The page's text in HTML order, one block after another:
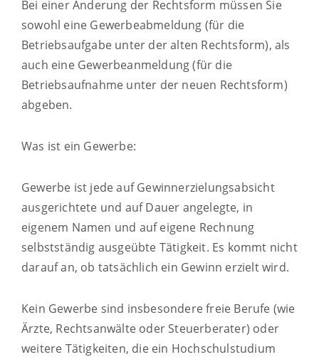
Bei einer Änderung der Rechtsform müssen Sie
sowohl eine Gewerbeabmeldung (für die
Betriebsaufgabe unter der alten Rechtsform), als
auch eine Gewerbeanmeldung (für die
Betriebsaufnahme unter der neuen Rechtsform)
abgeben.
Was ist ein Gewerbe:
Gewerbe ist jede auf Gewinnerzielungsabsicht
ausgerichtete und auf Dauer angelegte, in
eigenem Namen und auf eigene Rechnung
selbstständig ausgeübte Tätigkeit. Es kommt nicht
darauf an, ob tatsächlich ein Gewinn erzielt wird.
Kein Gewerbe sind insbesondere freie Berufe (wie
Ärzte, Rechtsanwälte oder Steuerberater) oder
weitere Tätigkeiten, die ein Hochschulstudium